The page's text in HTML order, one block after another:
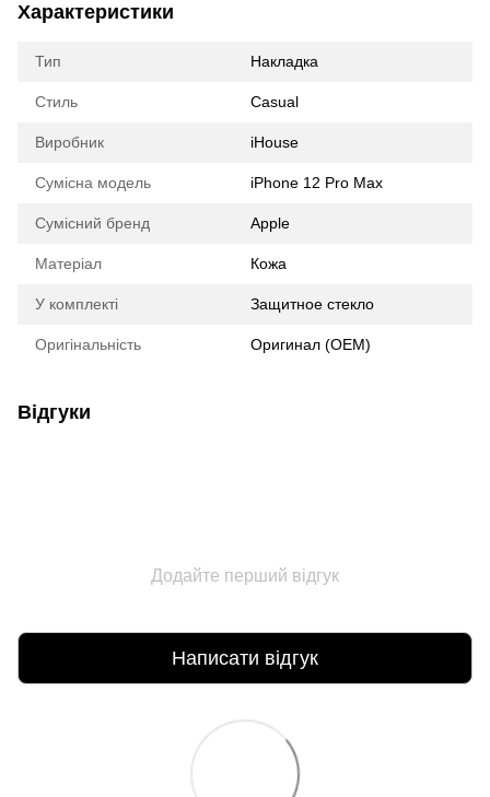
Характеристики
Тип Накладка
Стиль Casual
Виробник iHouse
Сумісна модель iPhone 12 Pro Max
Сумісний бренд Apple
Матеріал Кожа
У комплекті Защитное стекло
Оригінальність Оригинал (ОЕМ)
Відгуки
Додайте перший відгук
Написати відгук